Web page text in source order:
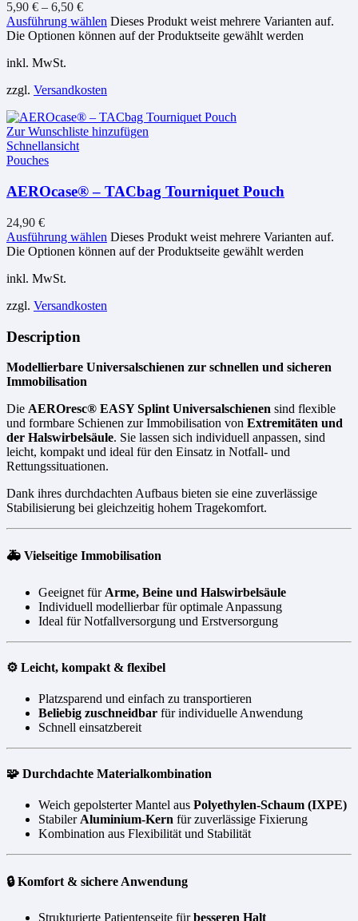
5,90 € – 6,50 €
Ausführung wählen Dieses Produkt weist mehrere Varianten auf.
Die Optionen können auf der Produktseite gewählt werden
inkl. MwSt.
zzgl. Versandkosten
Zur Wunschliste hinzufügen
Schnellansicht
Pouches
AEROcase® – TACbag Tourniquet Pouch
24,90 €
Ausführung wählen Dieses Produkt weist mehrere Varianten auf.
Die Optionen können auf der Produktseite gewählt werden
inkl. MwSt.
zzgl. Versandkosten
Description
Modellierbare Universalschienen zur schnellen und sicheren
Immobilisation
Die AEROresc® EASY Splint Universalschienen sind flexible
und formbare Schienen zur Immobilisation von Extremitäten und
der Halswirbelsäule. Sie lassen sich individuell anpassen, sind
leicht, kompakt und ideal für den Einsatz in Notfall- und
Rettungssituationen.
Dank ihres durchdachten Aufbaus bieten sie eine zuverlässige
Stabilisierung bei gleichzeitig hohem Tragekomfort.
🚑 Vielseitige Immobilisation
Geeignet für Arme, Beine und Halswirbelsäule
Individuell modellierbar für optimale Anpassung
Ideal für Notfallversorgung und Erstversorgung
⚙️ Leicht, kompakt & flexibel
Platzsparend und einfach zu transportieren
Beliebig zuschneidbar für individuelle Anwendung
Schnell einsatzbereit
🧩 Durchdachte Materialkombination
Weich gepolsterter Mantel aus Polyethylen-Schaum (IXPE)
Stabiler Aluminium-Kern für zuverlässige Fixierung
Kombination aus Flexibilität und Stabilität
🔒 Komfort & sichere Anwendung
Strukturierte Patientenseite fürbesseren Halt